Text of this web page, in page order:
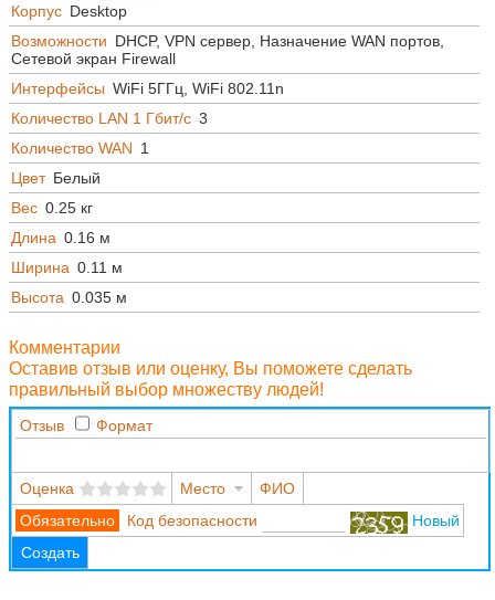
Корпус Desktop
Возможности DHCP, VPN сервер, Назначение WAN портов,
Сетевой экран Firewall
Интерфейсы WiFi 5ГГц, WiFi 802.11n
Количество LAN 1 Гбит/с 3
Количество WAN 1
Цвет Белый
Вес 0.25 кг
Длина 0.16 м
Ширина 0.11 м
Высота 0.035 м
Комментарии
Оставив отзыв или оценку, Вы поможете сделать
правильный выбор множеству людей!
Отзыв Формат
Оценка Место
ФИО
Код безопасности
Новый
Создать